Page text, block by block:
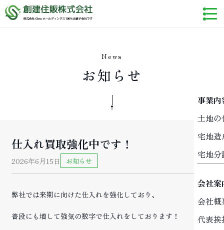
事業内
土地の
宅地造
宅地
会社案
会社概
代表挨
News
お知らせ
仕入れ買取強化中です！
2026年6月15日 お知らせ
弊社では来期に向けた仕入れを強化しており、
普段にも増して強気の数字で仕入れをしております！